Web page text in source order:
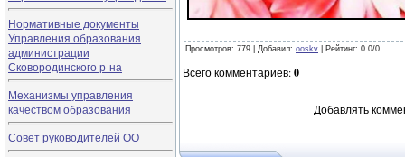
Нормативные документы
Управления образования
администрации
Сковородинского р-на
Механизмы управления
качеством образования
Совет руководителей ОО
Просмотров: 779 | Добавил: ooskv Рейтинг: 0.0/0
Всего комментариев:0
Добавлять